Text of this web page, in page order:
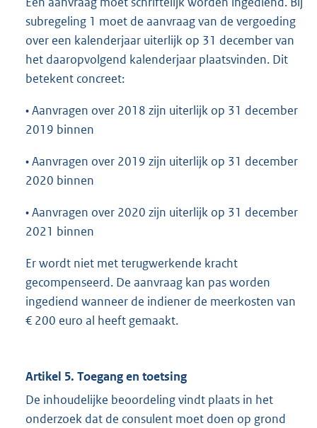
subregeling 1 moet de aanvraag van de vergoeding
over een kalenderjaar uiterlijk op 31 december van
het daaropvolgend kalenderjaar plaatsvinden. Dit
betekent concreet:
• Aanvragen over 2018 zijn uiterlijk op 31 december
2019 binnen
• Aanvragen over 2019 zijn uiterlijk op 31 december
2020 binnen
• Aanvragen over 2020 zijn uiterlijk op 31 december
2021 binnen
Er wordt niet met terugwerkende kracht
gecompenseerd. De aanvraag kan pas worden
ingediend wanneer de indiener de meerkosten van
€ 200 euro al heeft gemaakt.
Artikel 5. Toegang en toetsing
De inhoudelijke beoordeling vindt plaats in het
onderzoek dat de consulent moet doen op grond